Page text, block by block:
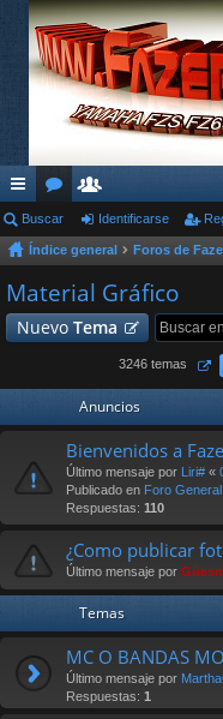
nl
ac
es
rá
or
os
su
ari
os
Buscar Identificarse
Índice general Foros de
Material Gráfico
Nuevo Tema
3246 temas
Anuncios
Bienvenidos a
Último mensaje por Liri# «
Publicado en Foro General
Respuestas: 110
¿Como publicar
Último mensaje por
Temas
MC O BANDAS
Último mensaje por
Respuestas: 1